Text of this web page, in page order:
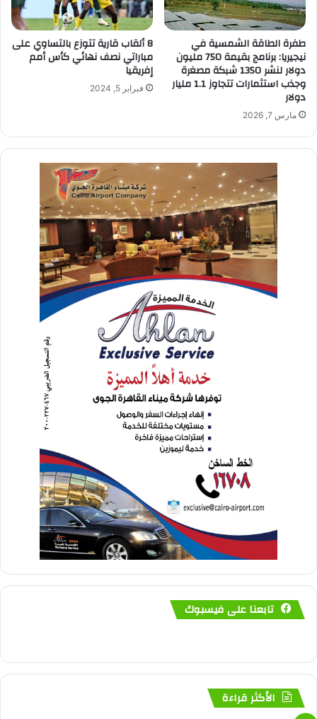
طفرة الطاقة الشمسية في
نيجيريا: برنامج بقيمة 750 مليون
دولار لنشر 1350 شبكة مصغرة
وجذب استثمارات تتجاوز 1.1 مليار
دولار
مارس 7, 2026
8 ألقاب قارية تتوزع بالتساوي على
مباراتي نصف نهائي كأس أمم
إفريقيا
فبراير 5, 2024
تابعنا على فيسبوك
الأكثر قراءة